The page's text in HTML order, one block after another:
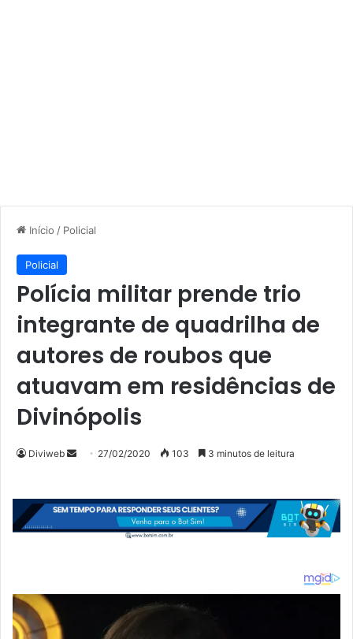
Início / Policial
Policial
Polícia militar prende trio
integrante de quadrilha de
autores de roubos que
atuavam em residências de
Divinópolis
Diviweb
d
e
27/02/2020 103 3 minutos de leitura